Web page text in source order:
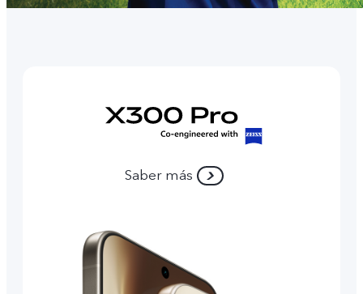
Saber más